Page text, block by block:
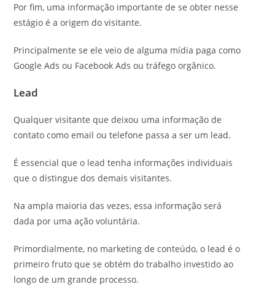
Por fim, uma informação importante de se obter nesse
estágio é a origem do visitante.
Principalmente se ele veio de alguma mídia paga como
Google Ads ou Facebook Ads ou tráfego orgânico.
Lead
Qualquer visitante que deixou uma informação de
contato como email ou telefone passa a ser um lead.
É essencial que o lead tenha informações individuais
que o distingue dos demais visitantes.
Na ampla maioria das vezes, essa informação será
dada por uma ação voluntária.
Primordialmente, no marketing de conteúdo, o lead é o
primeiro fruto que se obtém do trabalho investido ao
longo de um grande processo.